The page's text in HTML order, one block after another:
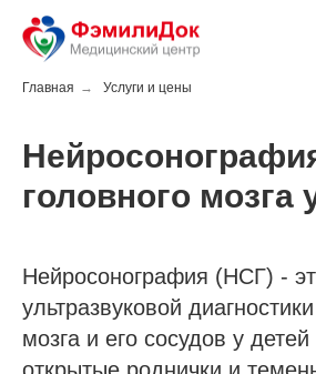
Главная → Услуги и цены
головного мозга
Нейросонография (НСГ) -
ультразвуковой
мозга и его сосудов у детей